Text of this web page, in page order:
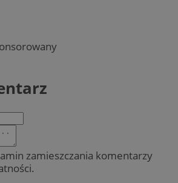
zamieszczania komentarzy